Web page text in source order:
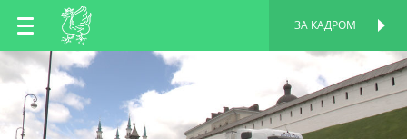
RU
TT
ЗА КАДРОМ
ПЕРСОНАЛЬНАЯ
СТРАНИЦА